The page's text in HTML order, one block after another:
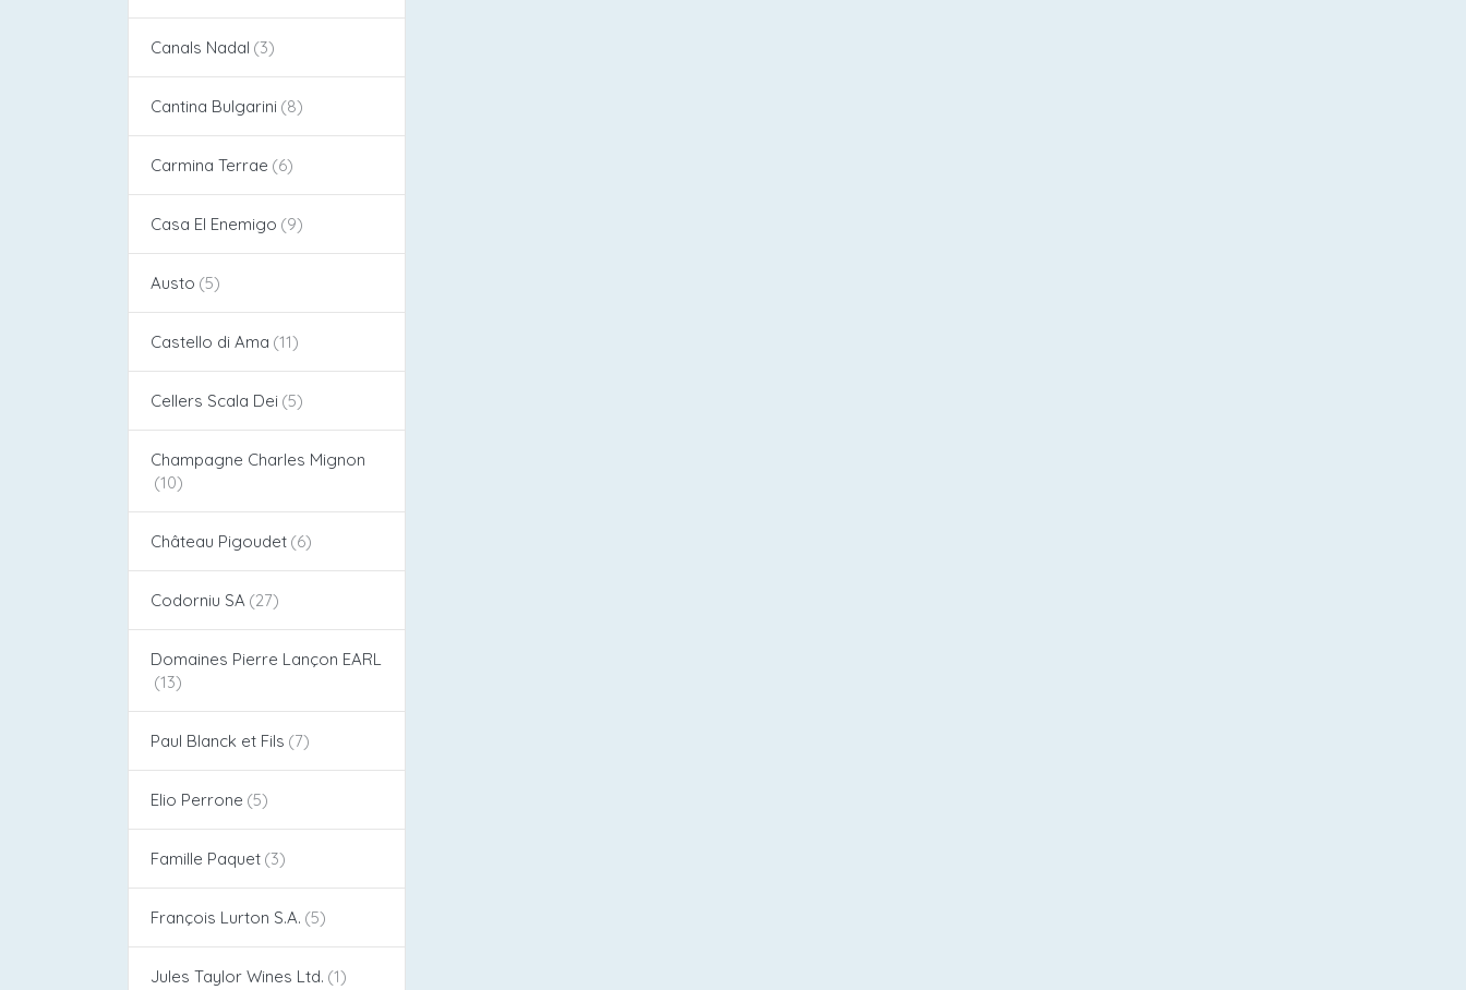
Canals Nadal
Cantina Bulgarini
Carmina Terrae
Casa El Enemigo
Austo
Castello di Ama
Cellers Scala Dei
Champagne Charles Mignon
Château Pigoudet​
Codorniu SA
Domaines Pierre Lançon EARL
Paul Blanck et Fils
Elio Perrone
Famille Paquet
François Lurton S.A.
Jules Taylor Wines Ltd.